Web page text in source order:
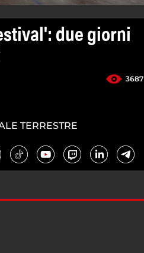
due giorni
3687
TERRESTRE